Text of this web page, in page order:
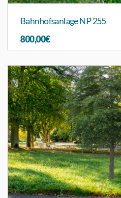
Bahnhofsanlage NP 255
800,00€